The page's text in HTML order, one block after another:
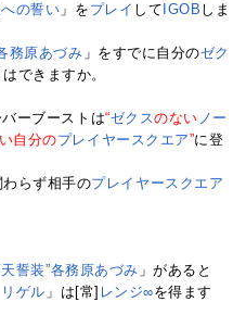
の誓い 」を プレイ して IGOB しま
務原あづみ 」をすでに自分のゼク
できますか。
ーブーストは“ゼクスのない ノー
自分のプレイヤースクエア”に登
らず相手のプレイヤースクエア
天誓装”各務原あづみ 」があると
ゲル 」は[常] レンジ∞を得ます